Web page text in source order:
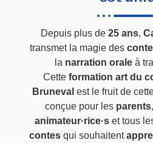
Depuis plus de25 ans,
transmet la magie des
la narration orale à
Cette formation art du
Bruneval est le fruit de
conçue pour les parents,
animateur·rice·set tous
contesqui souhaitent